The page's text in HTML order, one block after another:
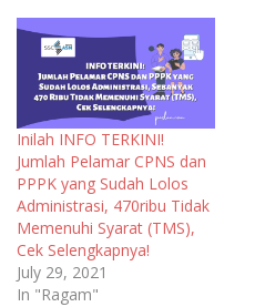
Inilah INFO TERKINI!
Jumlah Pelamar CPNS dan
PPPK yang Sudah Lolos
Administrasi, 470ribu Tidak
Memenuhi Syarat (TMS),
Cek Selengkapnya!
July 29, 2021
In "Ragam"